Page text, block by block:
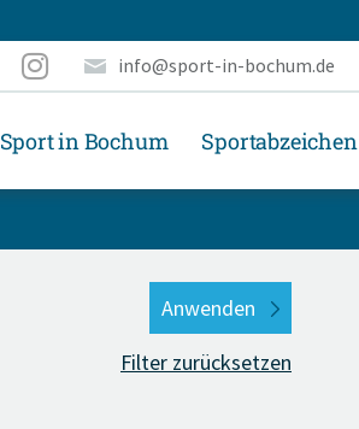
info@sport-in-bochum.de
Sport in Bochum Sportabzeichen
Filter zurücksetzen